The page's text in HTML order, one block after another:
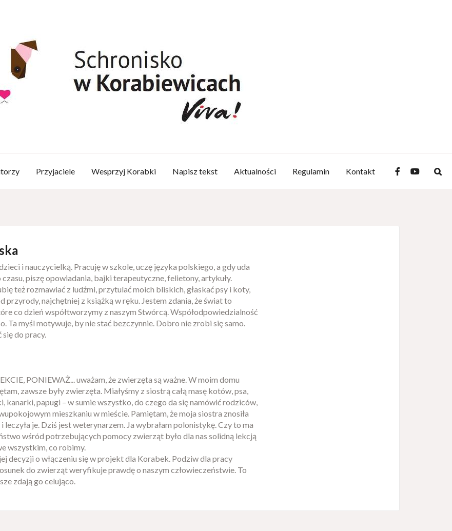
Przyjaciele Wesprzyj Korabki Napisz tekst Aktualności Regulamin Kontakt
i nauczycielką. Pracuję w szkole, uczę języka polskiego, a gdy uda
piszę opowiadania, bajki terapeutyczne, felietony, artykuły.
też rozmawiać z ludźmi, przytulać moich bliskich, głaskać psy i koty,
przyrody, najchętniej z książką w ręku. Jestem zdania, że świat to
co dzień współtworzymy z naszym Stwórcą. Współodpowiedzialność
Ta myśl motywuje, by nie stać bezczynnie. Dobro nie zrobi się samo.
do pracy.
PONIEWAŻ... uważam, że zwierzęta są ważne. W moim domu
zawsze były zwierzęta. Miałyśmy z siostrą całą masę kotów, psa,
kanarki, papugi – w sumie wszystko, do czego da się namówić rodziców,
mieszkaniu w mieście. Pamiętam, że moja siostra znosiła
je. Dziś jest weterynarzem. Ja wybrałam polonistykę. Czy to ma
wśród potrzebujących pomocy zwierząt było dla nas solidną lekcją
wszystkim, co robimy.
decyzji o włączeniu się w projekt dla Korabek. Podziw dla pracy
do zwierząt weryfikuje prawdę o naszym człowieczeństwie. To
zdają go celująco.